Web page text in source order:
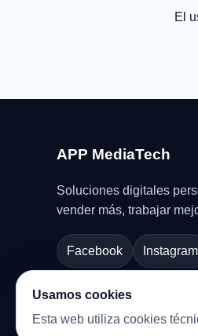
El
APP MediaTech
Soluciones digitales
vender más, trabajar
Facebook Instagram
Usamos cookies
Esta web utiliza cookies